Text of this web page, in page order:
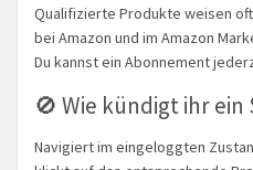
Qualifizierte Produkte weisen
bei Amazon und im Amazon
Du kannst ein Abonnement
🚫 Wie kündigt ihr ein
Navigiert im eingeloggten